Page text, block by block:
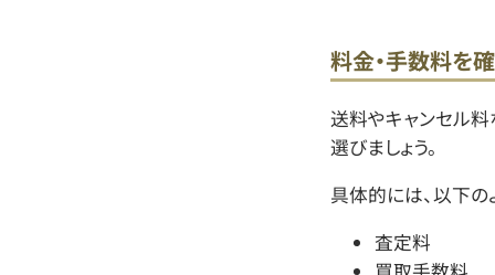
料金・手数料を
送料やキャンセル
選びましょう。
具体的には、以下
査定料